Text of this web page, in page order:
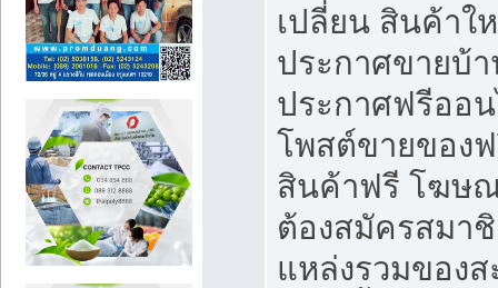
เปลี่ยน สินค้าใ
ประกาศขายบ้
ประกาศฟรีออ
โพสต์ขายของ
สินค้าฟรี โฆษ
ต้องสมัครสมา
แหล่งรวมของ